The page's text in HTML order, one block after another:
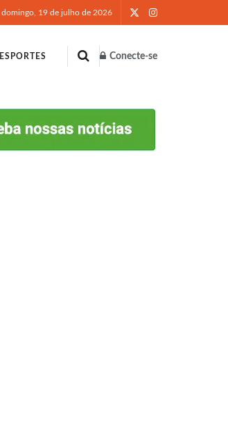
domingo, 19 de julho de 2026
ESPORTES Conecte-se